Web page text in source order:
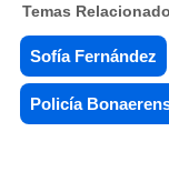
Temas
Sofía Fernández
Policía